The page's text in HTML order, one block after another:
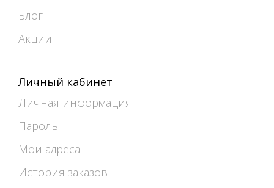
Блог
Акции
Личный кабинет
Личная информация
Пароль
Мои адреса
История заказов